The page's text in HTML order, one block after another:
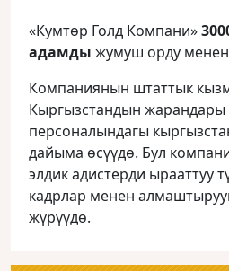
«Кумтөр Голд Компани»
адамды жумуш орду
Компаниянын штаттык
Кыргызстандын
персоналындагы
дайыма өсүүдө. Бул
элдик адистерди ырааттуу
кадрлар менен
жүрүүдө.